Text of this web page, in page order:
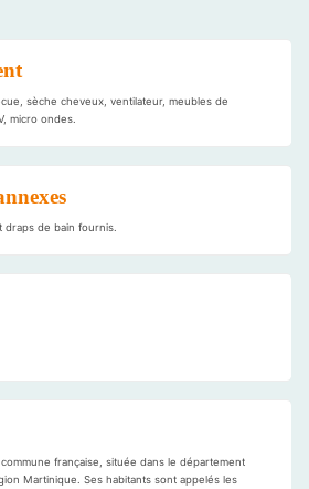
sèche cheveux, ventilateur, meubles de
micro ondes.
de bain fournis.
française, située dans le département
Martinique. Ses habitants sont appelés les